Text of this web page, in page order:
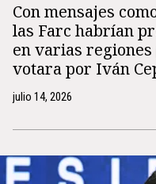
Con mensajes
las Farc habrían
en varias
votara por Iván
julio 14, 2026